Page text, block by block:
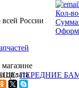
ПЕРЕДНИЕ
всей России
Кол-
Сумма:
оплата